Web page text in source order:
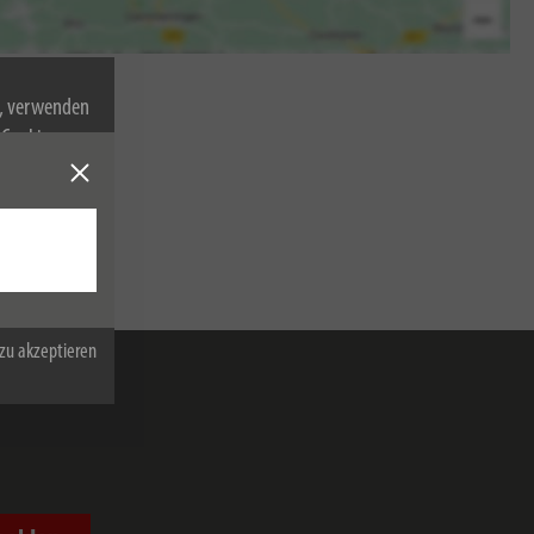
verwenden
zu.
akzeptieren